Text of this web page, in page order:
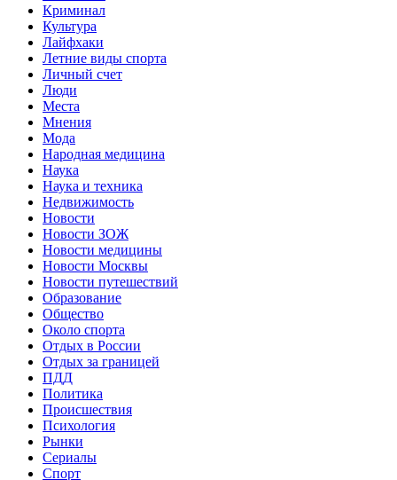
Криминал
Культура
Лайфхаки
Летние виды спорта
Личный счет
Люди
Места
Мнения
Мода
Народная медицина
Наука
Наука и техника
Недвижимость
Новости
Новости ЗОЖ
Новости медицины
Новости Москвы
Новости путешествий
Образование
Общество
Около спорта
Отдых в России
Отдых за границей
ПДД
Политика
Происшествия
Психология
Рынки
Сериалы
Спорт